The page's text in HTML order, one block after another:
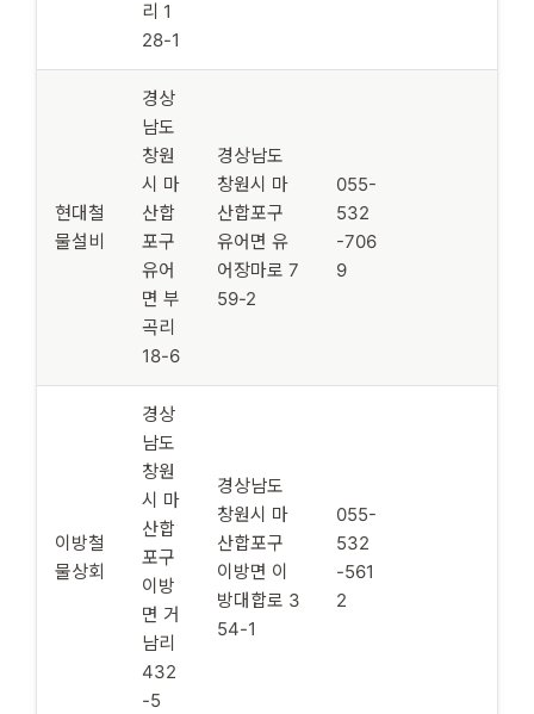
리 1
28-1
현대철
물설비
경상
남도
창원
시 마
산합
포구
유어
면 부
곡리
18-6
경상남도
창원시 마
산합포구
유어면 유
어장마로 7
59-2
055-
532
-706
9
이방철
물상회
경상
남도
창원
시 마
산합
포구
이방
면 거
남리
432
-5
경상남도
창원시 마
산합포구
이방면 이
방대합로 3
54-1
055-
532
-561
2